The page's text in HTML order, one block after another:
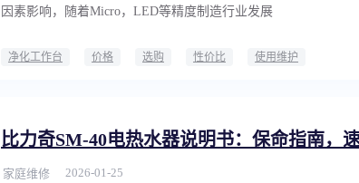
因素影响，随着Micro，LED等精度制造行业发展
净化工作台 价格 选购 性价比 使用维护
比力奇SM-40电热水器说明书：保命指南，
家庭维修 2026-01-25